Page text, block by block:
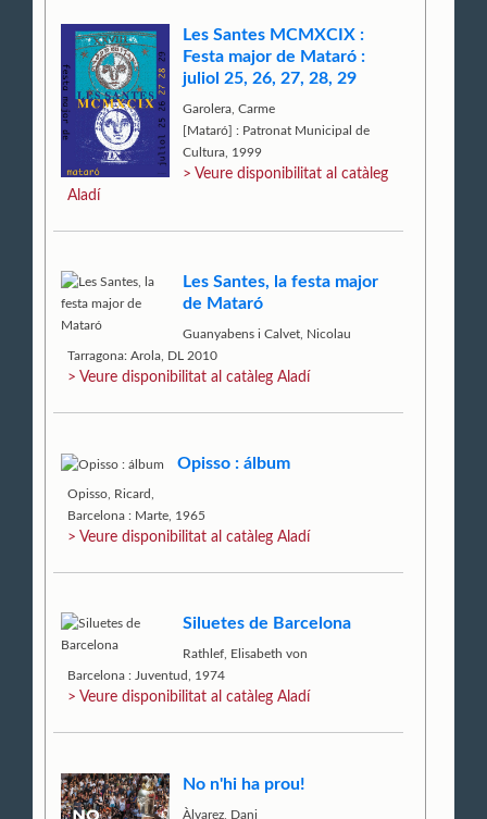
Les Santes MCMXCIX :
Festa major de Mataró :
juliol 25, 26, 27, 28, 29
Garolera, Carme
[Mataró] : Patronat Municipal de
Cultura, 1999
> Veure disponibilitat al catàleg
Aladí
Les Santes, la festa major
de Mataró
Guanyabens i Calvet, Nicolau
Tarragona: Arola, DL 2010
> Veure disponibilitat al catàleg Aladí
Opisso : álbum
Opisso, Ricard,
Barcelona : Marte, 1965
> Veure disponibilitat al catàleg Aladí
Siluetes de Barcelona
Rathlef, Elisabeth von
Barcelona : Juventud, 1974
> Veure disponibilitat al catàleg Aladí
No n'hi ha prou!
Àlvarez, Dani